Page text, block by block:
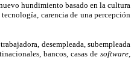
hundimiento basado en la cultura
carencia de una percepción
desempleada, subempleada
bancos, casas de software